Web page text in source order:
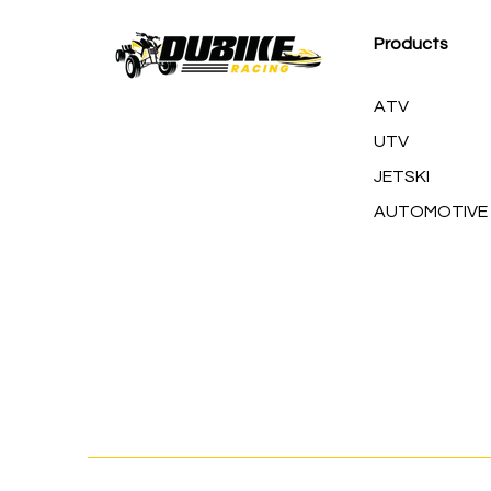
Products
ATV
UTV
JETSKI
AUTOMOTIVE